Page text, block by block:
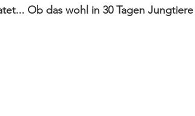
Ob das wohl in 30 Tagen